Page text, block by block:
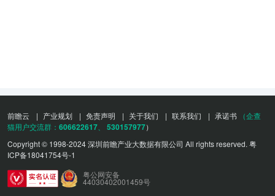
前瞻云 | 产业规划 | 免责声明 | 关于我们 | 联系我们 | 承诺书 （企查
猫用户交流群： 606622617 530157977）
Copyright © 1998-2024 深圳前瞻产业大数据有限公司 All rights reserved. 粤
ICP备18041754号-1
粤公网安备
44030402001459号